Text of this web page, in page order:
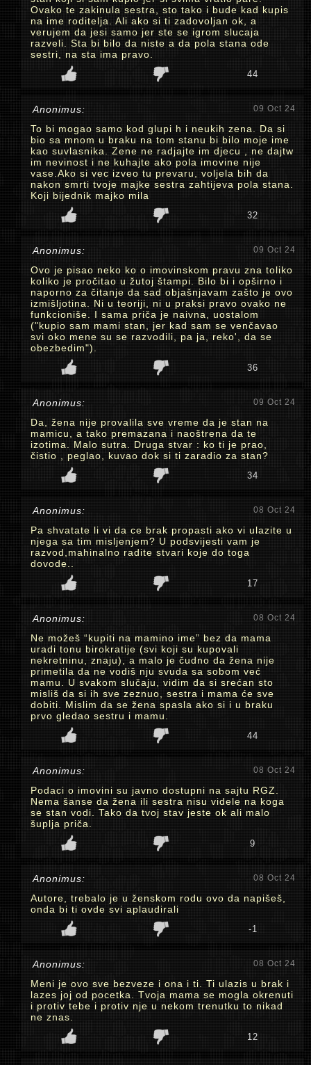
Ovako te zakinula sestra, sto tako i bude kad kupis
na ime roditelja. Ali ako si ti zadovoljan ok, a
verujem da jesi samo jer ste se igrom slucaja
razveli. Sta bi bilo da niste a da pola stana ode
sestri, na sta ima pravo.
44
Anonimus: 09 Oct 24
To bi mogao samo kod glupi h i neukih zena. Da si
bio sa mnom u braku na tom stanu bi bilo moje ime
kao suvlasnika. Zene ne radjajte im djecu , ne dajtw
im nevinost i ne kuhajte ako pola imovine nije
vase.Ako si vec izveo tu prevaru, voljela bih da
nakon smrti tvoje majke sestra zahtijeva pola stana.
Koji bijednik majko mila
32
Anonimus: 09 Oct 24
Ovo je pisao neko ko o imovinskom pravu zna toliko
koliko je pročitao u žutoj štampi. Bilo bi i opširno i
naporno za čitanje da sad objašnjavam zašto je ovo
izmišljotina. Ni u teoriji, ni u praksi pravo ovako ne
funkcioniše. I sama priča je naivna, uostalom
("kupio sam mami stan, jer kad sam se venčavao
svi oko mene su se razvodili, pa ja, reko', da se
obezbedim").
36
Anonimus: 09 Oct 24
Da, žena nije provalila sve vreme da je stan na
mamicu, a tako premazana i naoštrena da te
izotima. Malo sutra. Druga stvar : ko ti je prao,
čistio , peglao, kuvao dok si ti zaradio za stan?
34
Anonimus: 08 Oct 24
Pa shvatate li vi da ce brak propasti ako vi ulazite u
njega sa tim misljenjem? U podsvijesti vam je
razvod,mahinalno radite stvari koje do toga
dovode..
17
Anonimus: 08 Oct 24
Ne možeš “kupiti na mamino ime” bez da mama
uradi tonu birokratije (svi koji su kupovali
nekretninu, znaju), a malo je čudno da žena nije
primetila da ne vodiš nju svuda sa sobom već
mamu. U svakom slučaju, vidim da si srećan sto
misliš da si ih sve zeznuo, sestra i mama će sve
dobiti. Mislim da se žena spasla ako si i u braku
prvo gledao sestru i mamu.
44
Anonimus: 08 Oct 24
Podaci o imovini su javno dostupni na sajtu RGZ.
Nema šanse da žena ili sestra nisu videle na koga
se stan vodi. Tako da tvoj stav jeste ok ali malo
šuplja priča.
9
Anonimus: 08 Oct 24
Autore, trebalo je u ženskom rodu ovo da napišeš,
onda bi ti ovde svi aplaudirali
-1
Anonimus: 08 Oct 24
Meni je ovo sve bezveze i ona i ti. Ti ulazis u brak i
lazes joj od pocetka. Tvoja mama se mogla okrenuti
i protiv tebe i protiv nje u nekom trenutku to nikad
ne znas.
12